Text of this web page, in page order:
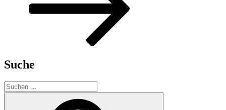
Suche
Suchen
nach: